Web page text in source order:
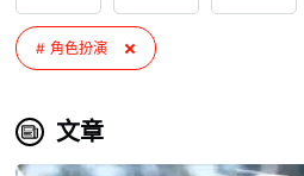
角色扮演
文章